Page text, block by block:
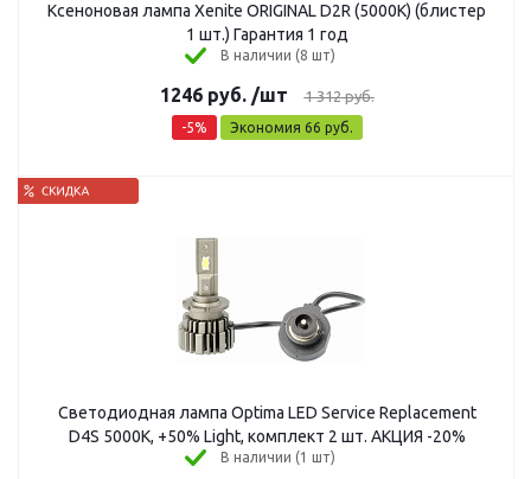
Ксеноновая лампа Xenite ORIGINAL D2R (5000K) (блистер
1 шт.) Гарантия 1 год
В наличии (8 шт)
1246руб. /шт 1 312руб.
-5% Экономия 66 руб.
Светодиодная лампа Optima LED Service Replacement
D4S 5000K, +50% Light, комплект 2 шт. АКЦИЯ -20%
В наличии (1 шт)